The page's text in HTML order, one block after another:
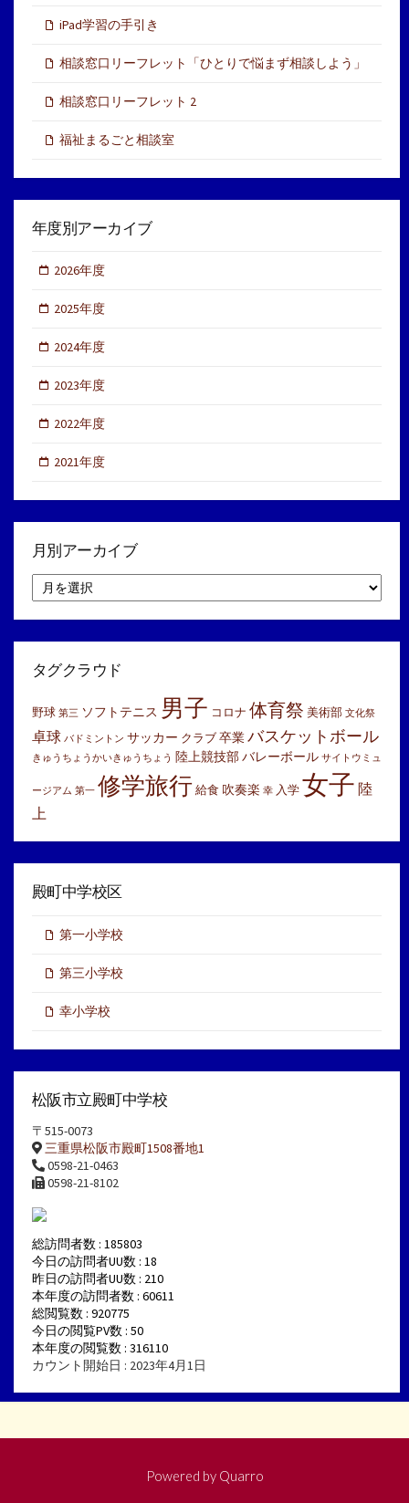
iPad学習の手引き
相談窓口リーフレット「ひとりで悩まず相談しよう」
相談窓口リーフレット 2
福祉まるごと相談室
年度別アーカイブ
2026年度
2025年度
2024年度
2023年度
2022年度
2021年度
月別アーカイブ
別
ア
イ
タグクラウド
野球 第三 ソフトテニス 男子 コロナ 体育祭 美術部 文化祭
卓球 バドミントン サッカー クラブ 卒業バスケットボール
きゅうちょうかいきゅうちょう 陸上競技部バレーボール サイトウミュ
ージアム 第一 修学旅行 給食 吹奏楽 幸 入学 女子 陸
上
殿町中学校区
第一小学校
第三小学校
幸小学校
松阪市立殿町中学校
〒515-0073
三重県松阪市殿町1508番地1
0598-21-0463
0598-21-8102
総訪問者数 : 185803
今日の訪問者UU数 : 18
昨日の訪問者UU数 : 210
本年度の訪問者数 : 60611
総閲覧数 : 920775
今日の閲覧PV数 : 50
本年度の閲覧数 : 316110
カウント開始日 : 2023年4月1日
Powered by Quarro